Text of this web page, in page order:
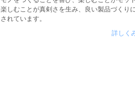
楽しむことが真剣さを生み、良い製品づくり
されています。
詳しく